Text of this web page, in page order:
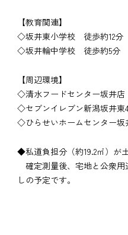
【教育関連】
◇坂井東小学校 徒歩約12分
◇坂井輪中学校 徒歩約5分
【周辺環境】
◇清水フードセンター坂井
◇セブンイレブン新潟坂井
◇ひらせいホームセンター
◆私道負担分（約19.2㎡）が
確定測量後、宅地と公衆用
しの予定です。